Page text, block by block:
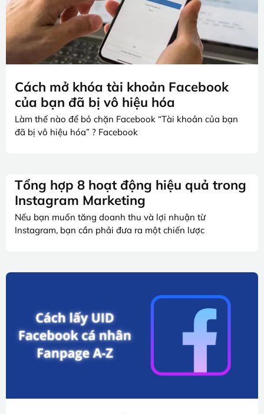
Cách mở khóa tài khoản Facebook
của bạn đã bị vô hiệu hóa
Làm thế nào để bỏ chặn Facebook “Tài khoản của bạn
đã bị vô hiệu hóa” ? Facebook
Tổng hợp 8 hoạt động hiệu quả trong
Instagram Marketing
Nếu bạn muốn tăng doanh thu và lợi nhuận từ
Instagram, bạn cần phải đưa ra một chiến lược